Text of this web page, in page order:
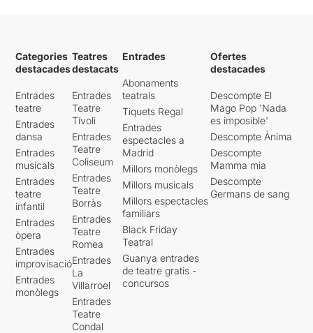
Categories
destacades
Entrades
teatre
Entrades
dansa
Entrades
musicals
Entrades
teatre
infantil
Entrades
òpera
Entrades
improvisació
Entrades
monòlegs
Teatres
destacats
Entrades
Teatre
Tívoli
Entrades
Teatre
Coliseum
Entrades
Teatre
Borràs
Entrades
Teatre
Romea
Entrades
La
Villarroel
Entrades
Teatre
Condal
Entrades
Abonaments
teatrals
Tiquets Regal
Entrades
espectacles a
Madrid
Millors monòlegs
Millors musicals
Millors espectacles
familiars
Black Friday
Teatral
Guanya entrades
de teatre gratis -
concursos
Ofertes
destacades
Descompte El
Mago Pop 'Nada
es imposible'
Descompte Ànima
Descompte
Mamma mia
Descompte
Germans de sang